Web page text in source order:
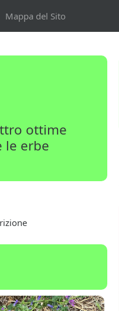
Mappa del Sito
ottime
le erbe